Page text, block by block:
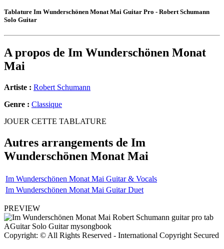
Tablature Im Wunderschönen Monat Mai Guitar Pro - Robert Schumann
Solo Guitar
A propos de Im Wunderschönen Monat
Mai
Artiste : Robert Schumann
Genre : Classique
JOUER CETTE TABLATURE
Autres arrangements de Im
Wunderschönen Monat Mai
Im Wunderschönen Monat Mai Guitar & Vocals
Im Wunderschönen Monat Mai Guitar Duet
PREVIEW
Copyright: © All Rights Reserved - International Copyright Secured